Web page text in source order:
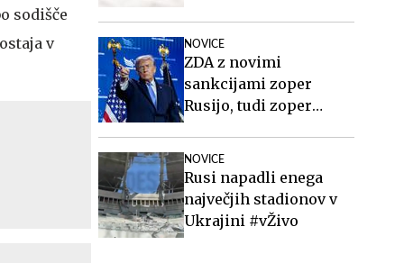
sodišče
v
NOVICE
ZDA z novimi
sankcijami zoper
Rusijo, tudi zoper
NOVICE
Rusi napadli enega
največjih stadionov v
Ukrajini #vŽivo